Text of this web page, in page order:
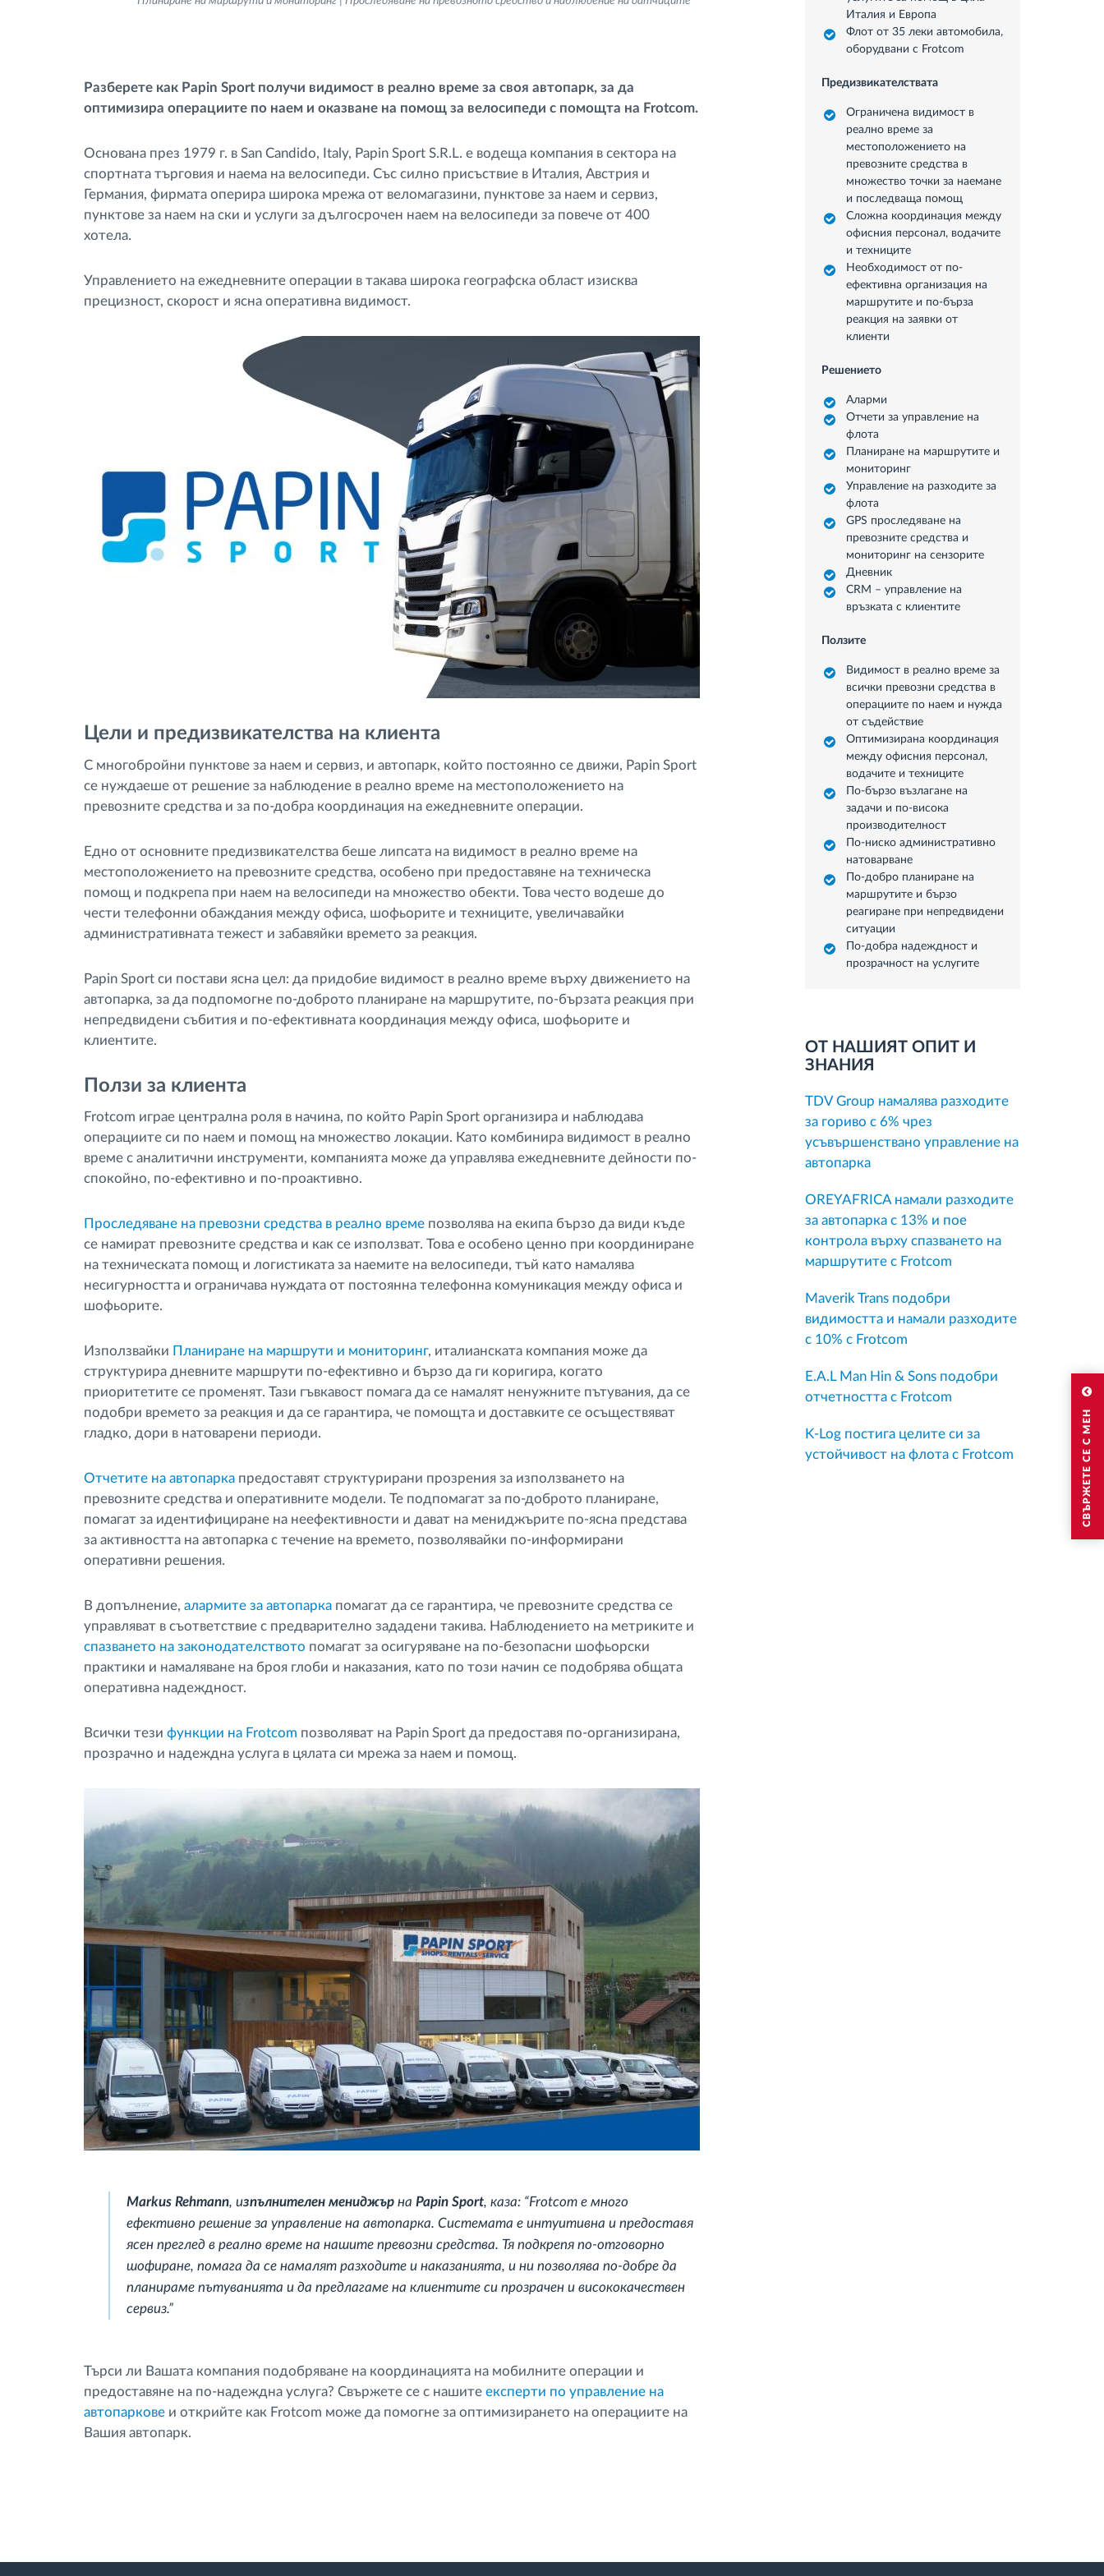
СВЪРЖЕТЕ СЕ С МЕН
Управление на горивото
Планиране на маршрути и
мониторинг
Автоматична идентификация на
Разберете за всички
Разберете как Papin Sport получи видимост в реално време за своя автопарк, за да
оптимизира операциите по наем и оказване на помощ за велосипеди с помощта на Frotcom.
Основана през 1979 г. в San Candido, Italy, Papin Sport S.R.L. е водеща компания в сектора на
спортната търговия и наема на велосипеди. Със силно присъствие в Италия, Австрия и
Германия, фирмата оперира широка мрежа от веломагазини, пунктове за наем и сервиз,
пунктове за наем на ски и услуги за дългосрочен наем на велосипеди за повече от 400
хотела.
Управлението на ежедневните операции в такава широка географска област изисква
прецизност, скорост и ясна оперативна видимост.
Цели и предизвикателства на клиента
С многобройни пунктове за наем и сервиз, и автопарк, който постоянно се движи, Papin Sport
се нуждаеше от решение за наблюдение в реално време на местоположението на
превозните средства и за по-добра координация на ежедневните операции.
Едно от основните предизвикателства беше липсата на видимост в реално време на
местоположението на превозните средства, особено при предоставяне на техническа
помощ и подкрепа при наем на велосипеди на множество обекти. Това често водеше до
чести телефонни обаждания между офиса, шофьорите и техниците, увеличавайки
административната тежест и забавяйки времето за реакция.
Papin Sport си постави ясна цел: да придобие видимост в реално време върху движението на
автопарка, за да подпомогне по-доброто планиране на маршрутите, по-бързата реакция при
непредвидени събития и по-ефективната координация между офиса, шофьорите и
клиентите.
Ползи за клиента
Frotcom играе централна роля в начина, по който Papin Sport организира и наблюдава
операциите си по наем и помощ на множество локации. Като комбинира видимост в реално
време с аналитични инструменти, компанията може да управлява ежедневните дейности по-
спокойно, по-ефективно и по-проактивно.
Проследяване на превозни средства в реално време позволява на екипа бързо да види къде
се намират превозните средства и как се използват. Това е особено ценно при координиране
на техническата помощ и логистиката за наемите на велосипеди, тъй като намалява
несигурността и ограничава нуждата от постоянна телефонна комуникация между офиса и
шофьорите.
Използвайки Планиране на маршрути и мониторинг, италианската компания може да
структурира дневните маршрути по-ефективно и бързо да ги коригира, когато
приоритетите се променят. Тази гъвкавост помага да се намалят ненужните пътувания, да се
подобри времето за реакция и да се гарантира, че помощта и доставките се осъществяват
гладко, дори в натоварени периоди.
Отчетите на автопарка предоставят структурирани прозрения за използването на
превозните средства и оперативните модели. Те подпомагат за по-доброто планиране,
помагат за идентифициране на неефективности и дават на мениджърите по-ясна представа
за активността на автопарка с течение на времето, позволявайки по-информирани
оперативни решения.
В допълнение, алармите за автопарка помагат да се гарантира, че превозните средства се
управляват в съответствие с предварително зададени такива. Наблюдението на метриките и
спазването на законодателството помагат за осигуряване на по-безопасни шофьорски
практики и намаляване на броя глоби и наказания, като по този начин се подобрява общата
оперативна надеждност.
Всички тези функции на Frotcom позволяват на Papin Sport да предоставя по-организирана,
прозрачно и надеждна услуга в цялата си мрежа за наем и помощ.
Markus Rehmann, изпълнителен мениджър на Papin Sport, каза: “Frotcom е много
ефективно решение за управление на автопарка. Системата е интуитивна и предоставя
ясен преглед в реално време на нашите превозни средства. Тя подкрепя по-отговорно
шофиране, помага да се намалят разходите и наказанията, и ни позволява по-добре да
планираме пътуванията и да предлагаме на клиентите си прозрачен и висококачествен
сервиз.”
Търси ли Вашата компания подобряване на координацията на мобилните операции и
предоставяне на по-надеждна услуга? Свържете се с нашите експерти по управление на
автопаркове и открийте как Frotcom може да помогне за оптимизирането на операциите на
Вашия автопарк.
Италия и Европа
Флот от 35 леки автомобила,
оборудвани с Frotcom
Предизвикателствата
Ограничена видимост в
реално време за
местоположението на
превозните средства в
множество точки за наемане
и последваща помощ
Сложна координация между
офисния персонал, водачите
и техниците
Необходимост от по-
ефективна организация на
маршрутите и по-бърза
реакция на заявки от
клиенти
Решението
Аларми
Отчети за управление на
флота
Планиране на маршрутите и
мониторинг
Управление на разходите за
флота
GPS проследяване на
превозните средства и
мониторинг на сензорите
Дневник
CRM – управление на
връзката с клиентите
Ползите
Видимост в реално време за
всички превозни средства в
операциите по наем и нужда
от съдействие
Оптимизирана координация
между офисния персонал,
водачите и техниците
По-бързо възлагане на
задачи и по-висока
производителност
По-ниско административно
натоварване
По-добро планиране на
маршрутите и бързо
реагиране при непредвидени
ситуации
По-добра надеждност и
прозрачност на услугите
ОТ НАШИЯТ ОПИТ И
ЗНАНИЯ
TDV Group намалява разходите
за гориво с 6% чрез
усъвършенствано управление на
автопарка
OREYAFRICA намали разходите
за автопарка с 13% и пое
контрола върху спазването на
маршрутите с Frotcom
Maverik Trans подобри
видимостта и намали разходите
с 10% с Frotcom
E.A.L Man Hin & Sons подобри
отчетността с Frotcom
K-Log постига целите си за
устойчивост на флота с Frotcom